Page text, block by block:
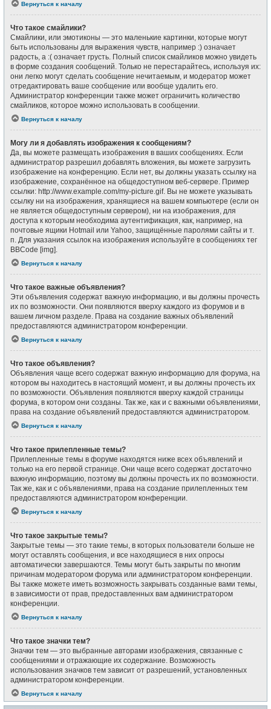
Вернуться к началу
Что такое смайлики?
Смайлики, или эмотиконы — это маленькие картинки, которые могут
быть использованы для выражения чувств, например :) означает
радость, а :( означает грусть. Полный список смайликов можно увидеть
в форме создания сообщений. Только не перестарайтесь, используя их:
они легко могут сделать сообщение нечитаемым, и модератор может
отредактировать ваше сообщение или вообще удалить его.
Администратор конференции также может ограничить количество
смайликов, которое можно использовать в сообщении.
Вернуться к началу
Могу ли я добавлять изображения к сообщениям?
Да, вы можете размещать изображения в ваших сообщениях. Если
администратор разрешил добавлять вложения, вы можете загрузить
изображение на конференцию. Если нет, вы должны указать ссылку на
изображение, сохранённое на общедоступном веб-сервере. Пример
ссылки: http://www.example.com/my-picture.gif. Вы не можете указывать
ссылку ни на изображения, хранящиеся на вашем компьютере (если он
не является общедоступным сервером), ни на изображения, для
доступа к которым необходима аутентификация, как, например, на
почтовые ящики Hotmail или Yahoo, защищённые паролями сайты и т.
п. Для указания ссылок на изображения используйте в сообщениях тег
BBCode [img].
Вернуться к началу
Что такое важные объявления?
Эти объявления содержат важную информацию, и вы должны прочесть
их по возможности. Они появляются вверху каждого из форумов и в
вашем личном разделе. Права на создание важных объявлений
предоставляются администратором конференции.
Вернуться к началу
Что такое объявления?
Объявления чаще всего содержат важную информацию для форума, на
котором вы находитесь в настоящий момент, и вы должны прочесть их
по возможности. Объявления появляются вверху каждой страницы
форума, в котором они созданы. Так же, как и с важными объявлениями,
права на создание объявлений предоставляются администратором.
Вернуться к началу
Что такое прилепленные темы?
Прилепленные темы в форуме находятся ниже всех объявлений и
только на его первой странице. Они чаще всего содержат достаточно
важную информацию, поэтому вы должны прочесть их по возможности.
Так же, как и с объявлениями, права на создание прилепленных тем
предоставляются администратором конференции.
Вернуться к началу
Что такое закрытые темы?
Закрытые темы — это такие темы, в которых пользователи больше не
могут оставлять сообщения, и все находящиеся в них опросы
автоматически завершаются. Темы могут быть закрыты по многим
причинам модератором форума или администратором конференции.
Вы также можете иметь возможность закрывать созданные вами темы,
в зависимости от прав, предоставленных вам администратором
конференции.
Вернуться к началу
Что такое значки тем?
Значки тем — это выбранные авторами изображения, связанные с
сообщениями и отражающие их содержание. Возможность
использования значков тем зависит от разрешений, установленных
администратором конференции.
Вернуться к началу